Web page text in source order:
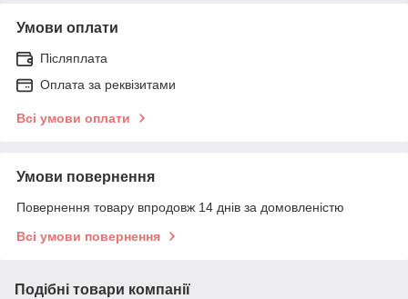
Умови оплати
Післяплата
Оплата за реквізитами
Всі умови оплати
Умови повернення
Повернення товару впродовж 14 днів за домовленістю
Всі умови повернення
Подібні товари компанії